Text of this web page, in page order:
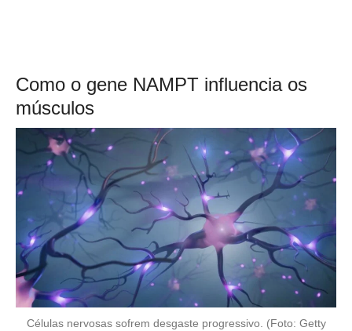
Como o gene NAMPT influencia os
músculos
Células nervosas sofrem desgaste progressivo. (Foto: Getty